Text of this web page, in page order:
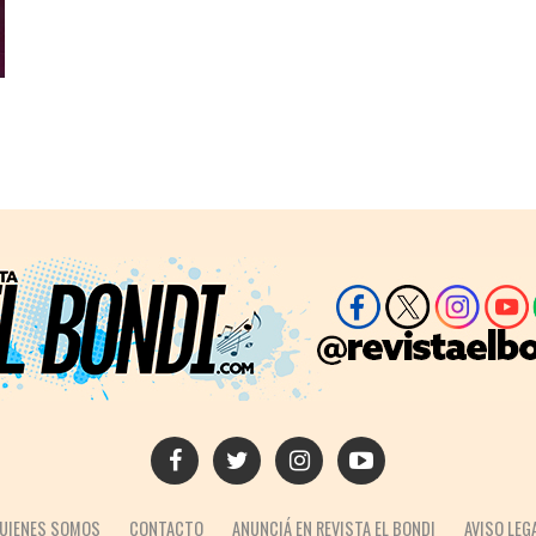
SOMOS CONTACTO ANUNCIÁ EN REVISTA EL BONDI AVISO